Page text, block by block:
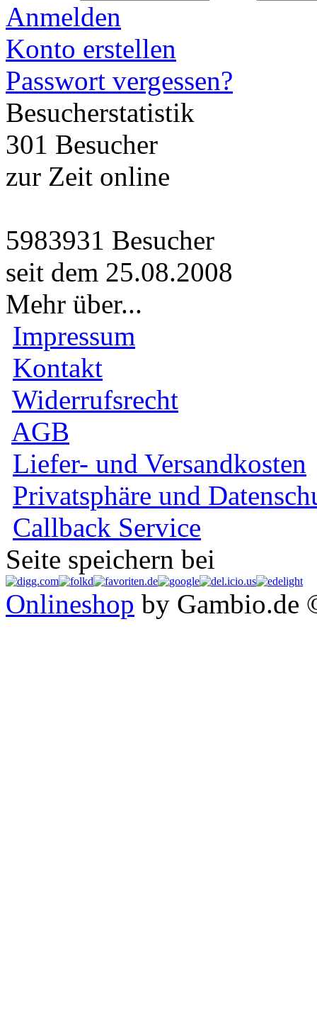
Anmelden
Konto erstellen
Passwort vergessen?
Besucherstatistik
301 Besucher
zur Zeit online
5983931 Besucher
seit dem 25.08.2008
Mehr über...
Impressum
Kontakt
Widerrufsrecht
AGB
Liefer- und Versandkosten
Privatsphäre und
Callback Service
Seite speichern bei
Onlineshop by Gambio.de